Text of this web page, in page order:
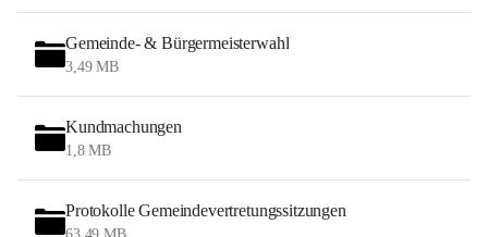
Gemeinde- & Bürgermeisterwahl
3,49 MB
Kundmachungen
1,8 MB
Protokolle Gemeindevertretungssitzungen